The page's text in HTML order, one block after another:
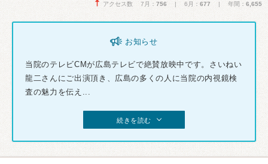
アクセス数 7月： 756 | 6月： 677| 年間： 6,655
お知らせ
当院のテレビCMが広島テレビで絶賛放映中です。さいねい
龍二さんにご出演頂き、広島の多くの人に当院の内視鏡検
査の魅力を伝え...
続きを読む